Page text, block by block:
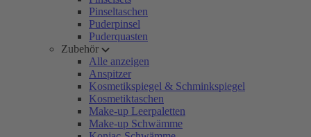
Pinseltaschen
Puderpinsel
Puderquasten
Zubehör
Alle anzeigen
Anspitzer
Kosmetikspiegel & Schminkspiegel
Kosmetiktaschen
Make-up Leerpaletten
Make-up Schwämme